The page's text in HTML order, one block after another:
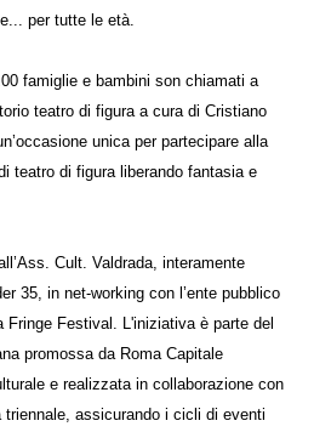
per tutte le età.
famiglie e bambini son chiamati a
teatro di figura a cura di Cristiano
unica per partecipare alla
teatro di figura liberando fantasia e
Cult. Valdrada, interamente
35, in net-working con l’ente pubblico
Fringe Festival. L'iniziativa è parte del
promossa da Roma Capitale
e realizzata in collaborazione con
triennale, assicurando i cicli di eventi